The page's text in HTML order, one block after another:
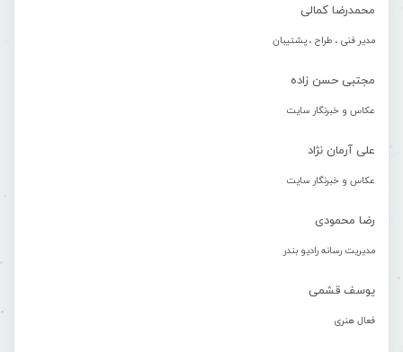
محمدرضا کمالی
مدیر فنی ، طراح ، پشتیبان
مجتبی حسن زاده
عکاس و خبرنگار سایت
علی آرمان نژاد
عکاس و خبرنگار سایت
رضا محمودی
مدیریت رسانه رادیو بندر
یوسف قشمی
فعال هنری